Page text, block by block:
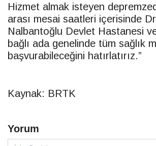
Hizmet almak isteyen
arası mesai saatleri içerisinde
Nalbantoğlu Devlet Hastanesi
bağlı ada genelinde tüm sağlık
başvurabileceğini hatırlatırız.”
Kaynak: BRTK
Yorum